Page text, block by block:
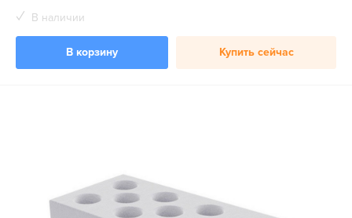
В наличии
В корзину Купить сейчас